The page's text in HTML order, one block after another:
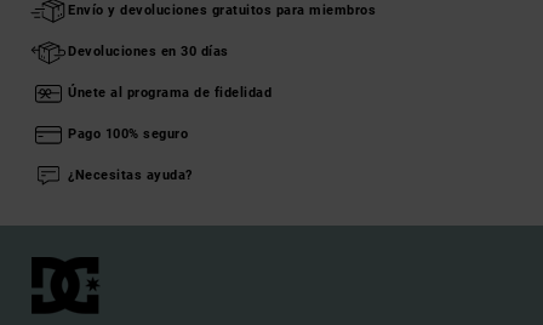
Envío y devoluciones gratuitos para miembros
Devoluciones en 30 días
Únete al programa de fidelidad
Pago 100% seguro
¿Necesitas ayuda?